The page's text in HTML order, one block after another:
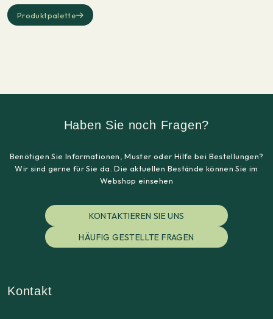
Produktpalette
Haben Sie noch Fragen?
Benötigen Sie Informationen, Muster oder Hilfe bei Bestellungen?
Wir sind gerne für Sie da. Die aktuellen Bestände können Sie im
Webshop einsehen
KONTAKTIEREN SIE UNS
HÄUFIG GESTELLTE FRAGEN
Kontakt